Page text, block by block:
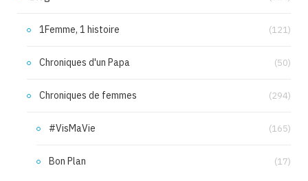
1Femme, 1 histoire (121)
Chroniques d'un Papa (50)
Chroniques de femmes (294)
#VisMaVie (165)
Bon Plan (17)